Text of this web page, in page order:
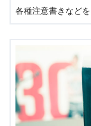
各種注意書きなど